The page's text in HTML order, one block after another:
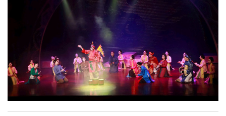
ức, mà là làm thế nào để những giá trị ấy trở thành nguồn lực
phát triển, thành sức mạnh mềm, thành động lực sáng tạo,
thành năng lực cạnh tranh của Thủ đô.